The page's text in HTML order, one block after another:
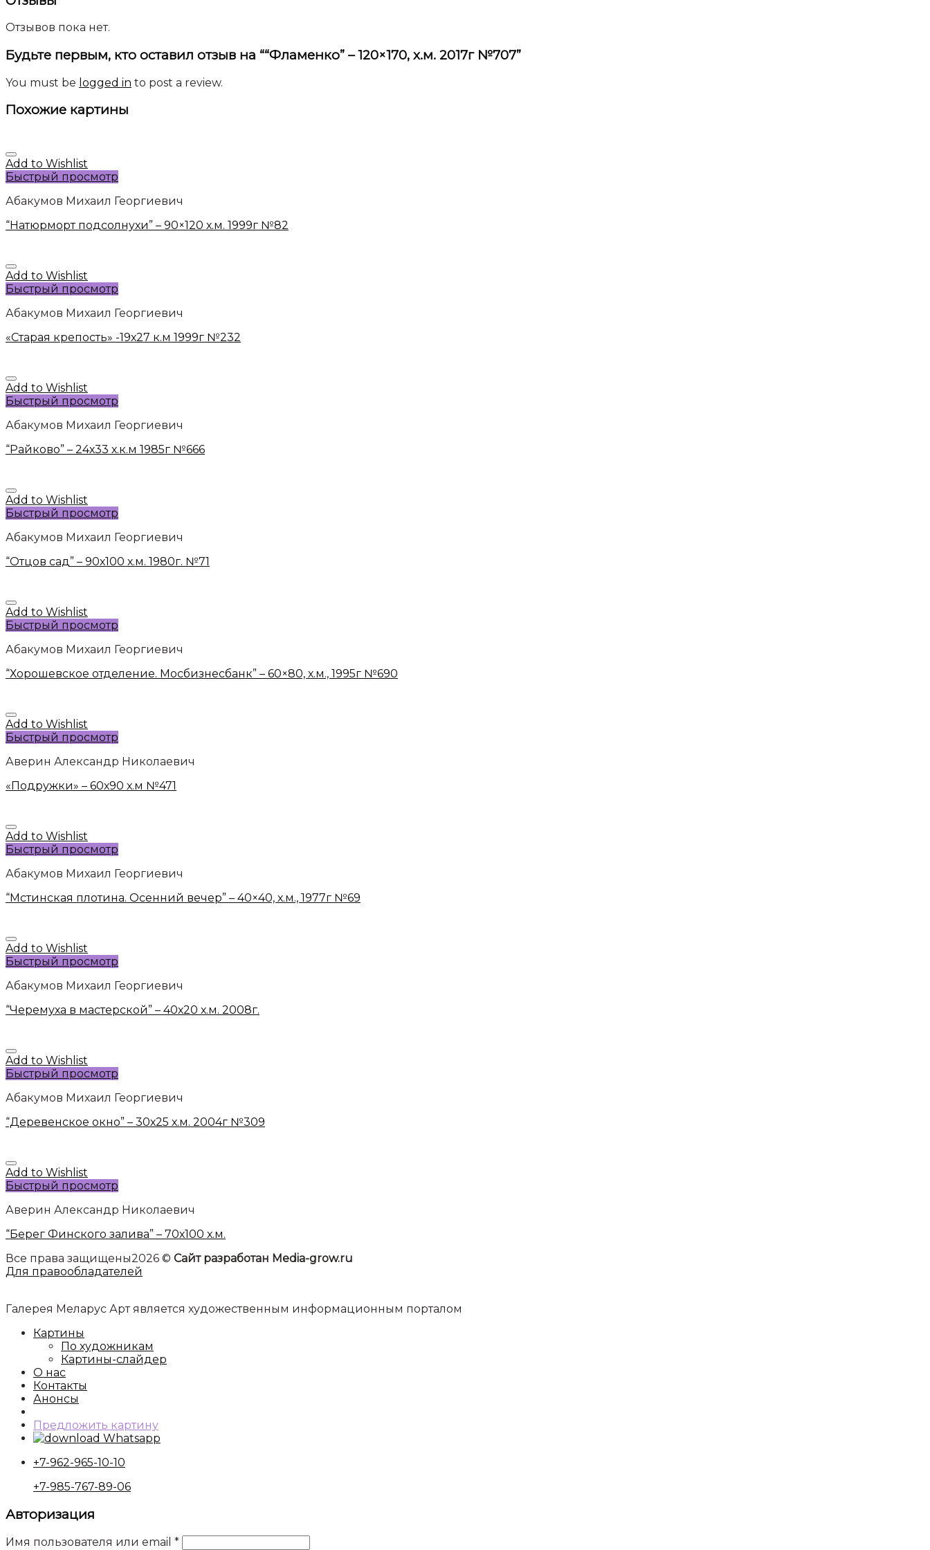
Отзывов пока нет.
Будьте первым, кто оставил отзыв на ““Фламенко” – 120×170, х.м. 2017г №707”
You must be logged in to post a review.
Похожие картины
Add to Wishlist
Быстрый просмотр
Абакумов Михаил Георгиевич
“Натюрморт подсолнухи” – 90×120 х.м. 1999г №82
Add to Wishlist
Быстрый просмотр
Абакумов Михаил Георгиевич
«Старая крепость» -19х27 к.м 1999г №232
Add to Wishlist
Быстрый просмотр
Абакумов Михаил Георгиевич
“Райково” – 24х33 х.к.м 1985г №666
Add to Wishlist
Быстрый просмотр
Абакумов Михаил Георгиевич
“Отцов сад” – 90х100 х.м. 1980г. №71
Add to Wishlist
Быстрый просмотр
Абакумов Михаил Георгиевич
“Хорошевское отделение. Мосбизнесбанк” – 60×80, х.м., 1995г №690
Add to Wishlist
Быстрый просмотр
Аверин Александр Николаевич
«Подружки» – 60х90 х.м №471
Add to Wishlist
Быстрый просмотр
Абакумов Михаил Георгиевич
“Мстинская плотина. Осенний вечер” – 40×40, х.м., 1977г №69
Add to Wishlist
Быстрый просмотр
Абакумов Михаил Георгиевич
“Черемуха в мастерской” – 40х20 х.м. 2008г.
Add to Wishlist
Быстрый просмотр
Абакумов Михаил Георгиевич
“Деревенское окно” – 30х25 х.м. 2004г №309
Add to Wishlist
Быстрый просмотр
Аверин Александр Николаевич
“Берег Финского залива” – 70х100 х.м.
Все права защищены2026 © Сайт разработан Media-grow.ru
Для правообладателей
Галерея Меларус Арт является художественным информационным порталом
Картины
По художникам
Картины-слайдер
О нас
Контакты
Анонсы
Предложить картину
Whatsapp
+7-962-965-10-10
+7-985-767-89-06
Авторизация
Имя пользователя или email *